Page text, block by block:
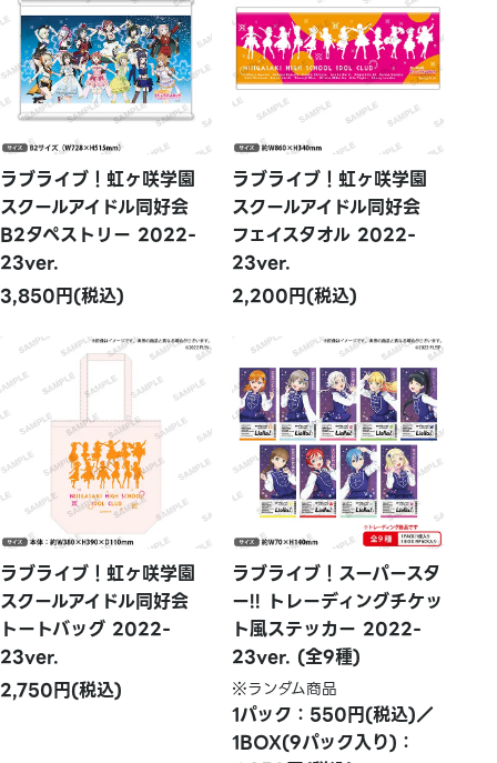
ラブライブ！虹ヶ咲学園
スクールアイドル同好会
B2タペストリー 2022-
23ver.
3,850円(税込)
ラブライブ！虹ヶ咲学園
スクールアイドル同好会
フェイスタオル 2022-
23ver.
2,200円(税込)
ラブライブ！虹ヶ咲学園
スクールアイドル同好会
トートバッグ 2022-
23ver.
2,750円(税込)
ラブライブ！スーパースタ
ー!! トレーディングチケッ
ト風ステッカー 2022-
23ver. (全9種)
※ランダム商品
1パック：550円(税込)／
1BOX(9パック入り)：